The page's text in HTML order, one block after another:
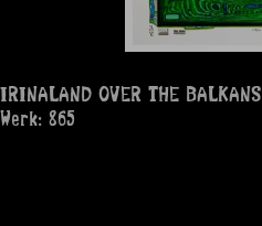
IRINALAND OVER THE BALKANS
Werk: 865